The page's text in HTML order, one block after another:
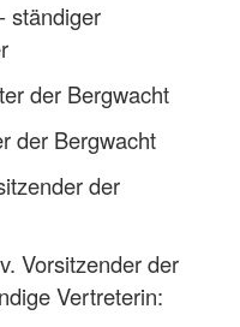
ständiger
der Bergwacht
der Bergwacht
der
Vorsitzender der
Vertreterin: